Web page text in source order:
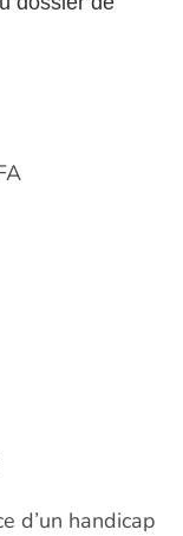
d’un handicap